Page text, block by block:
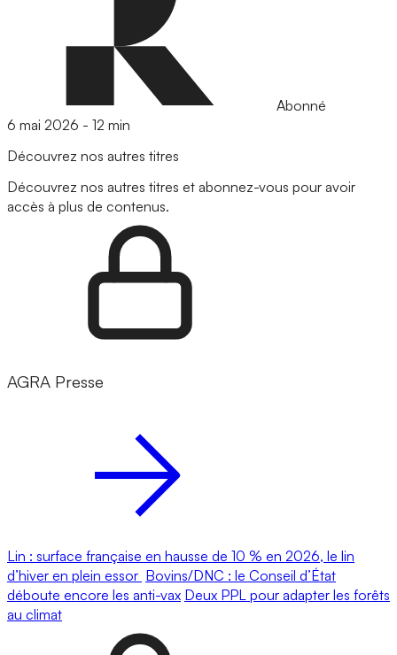
Abonné
6 mai 2026 - 12 min
Découvrez nos autres titres
Découvrez nos autres titres et abonnez-vous pour avoir
accès à plus de contenus.
AGRA Presse
Lin : surface française en hausse de 10 % en 2026, le lin
d’hiver en plein essor Bovins/DNC : le Conseil d’État
déboute encore les anti-vax Deux PPL pour adapter les forêts
au climat